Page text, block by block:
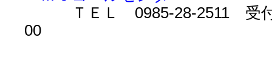
ＴＥＬ 0985-28-2511 受付
00